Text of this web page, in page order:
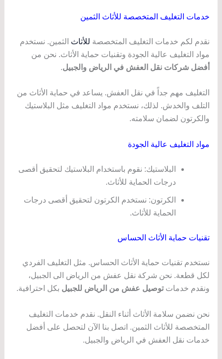
خدمات التغليف المتخصصة للأثاث الثمين
نقدم لكم خدمات التغليف المتخصصة للأثاث الثمين. نستخدم
مواد التغليف عالية الجودة وتقنيات حماية الأثاث. نحن من
أفضل شركات نقل العفش في الرياض والجبيل.
التغليف مهم جداً في نقل العفش. يساعد في حماية الأثاث من
التلف والخدش. لذلك، نستخدم مواد التغليف مثل البلاستيك
والكرتون لضمان سلامته.
مواد التغليف عالية الجودة
البلاستيك: نقوم باستخدام البلاستيك لتحقيق أقصى
درجات الحماية للأثاث.
الكرتون: نستخدم الكرتون لتحقيق أقصى درجات
الحماية للأثاث.
تقنيات حماية الأثاث الحساس
نستخدم تقنيات حماية الأثاث الحساس. مثل التغليف الفردي
لكل قطعة. نحن شركة نقل عفش من الرياض الى الجبيل،
ونقدم خدماتتوصيل عفش من الرياض للجبيل بكل احترافية.
نحن نضمن سلامة الأثاث أثناء النقل. نقدم خدمات التغليف
المتخصصة للأثاث الثمين. اتصل بنا الآن لتحصل على أفضل
خدمات نقل العفش في الرياض والجبيل.